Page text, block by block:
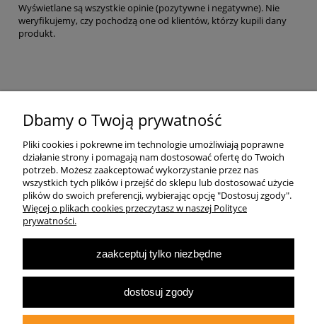
Wyświetlane są wszystkie opinie (pozytywne i negatywne). Nie
weryfikujemy, czy pochodzą one od klientów, którzy kupili dany
produkt.
Pomoc
Dostawa
Moje konto
Największa Księgarnia Internetowa Po Prawej Stronie, ulubiona księgarnia
Multibook.pl- Wszelkie prawa zastrzeżone.
Księgarnia prawicowa, prawicowe książki, katolicyzm, tradycjonalizm, patriotyzm,
Dbamy o Twoją prywatność
Pliki cookies i pokrewne im technologie umożliwiają poprawne
działanie strony i pomagają nam dostosować ofertę do Twoich
potrzeb. Możesz zaakceptować wykorzystanie przez nas
wszystkich tych plików i przejść do sklepu lub dostosować użycie
plików do swoich preferencji, wybierając opcję "Dostosuj zgody".
Więcej o plikach cookies przeczytasz w naszej Polityce
prywatności.
zaakceptuj tylko niezbędne
dostosuj zgody